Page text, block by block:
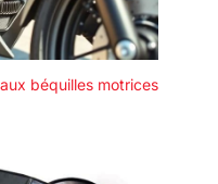
de
béquilles motrices